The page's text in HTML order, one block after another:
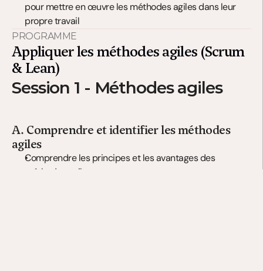
pour mettre en œuvre les méthodes agiles dans leur
propre travail
PROGRAMME
Appliquer les méthodes agiles (Scrum
& Lean)
Session 1 - Méthodes agiles
A. Comprendre et identifier les méthodes
agiles
Comprendre les principes et les avantages des
méthodes agiles